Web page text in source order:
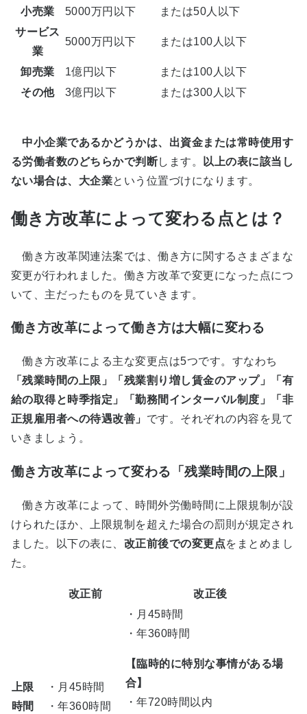
小売業 5000万円以下
または50人以下
サービス
業
5000万円以下 または100人以下
卸売業 1億円以下
または100人以下
その他
3億円以下 または300人以下
中小企業であるかどうかは、出資金または常時使用す
る労働者数のどちらかで判断します。
以上の表に該当し
ない場合は、大企業という位置づけになります。
働き方改革によって変わる点とは？
働き方改革関連法案では、働き方に関するさまざまな
変更が行われました。働き方改革で変更になった点につ
いて、主だったものを見ていきます。
働き方改革によって働き方は大幅に変わる
働き方改革による主な変更点は5つです。すなわち
「残業時間の上限」「残業割り増し賃金のアップ」「有
給の取得と時季指定」「勤務間インターバル制度」「非
正規雇用者への待遇改善」 です。それぞれの内容を見て
いきましょう。
働き方改革によって変わる「残業時間の上限」
働き方改革によって、時間外労働時間に上限規制が設
けられたほか、上限規制を超えた場合の罰則が規定され
ました。以下の表に、 改正前後での変更点をまとめまし
た。
改正前 改正後
上限
時間
・月45時間
・年360時間
・月45時間
・年360時間
【臨時的に特別な事情がある場
合】
・年720時間以内